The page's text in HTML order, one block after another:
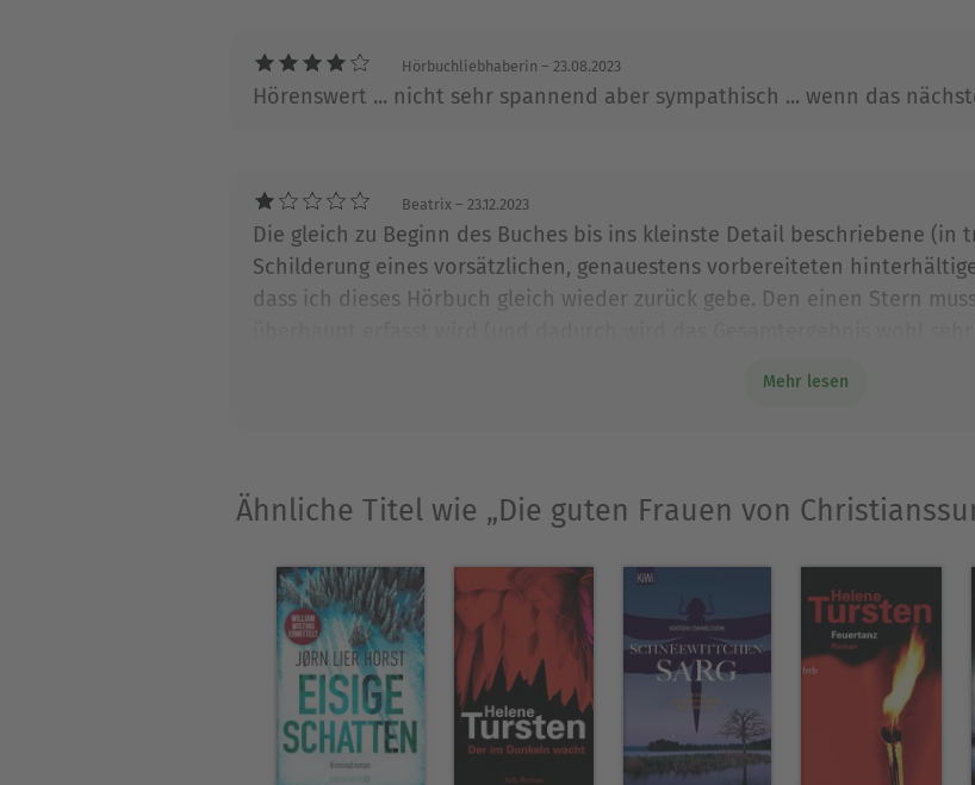
Ausblenden
Hörbuchliebhaberin – 23.08.2023
Hörenswert ... nicht sehr spannend aber sympathisch ... wenn das
Beatrix – 23.12.2023
Die gleich zu Beginn des Buches bis ins kleinste Detail beschriebene (in
Schilderung eines vorsätzlichen, genauestens vorbereiteten
dass ich dieses Hörbuch gleich wieder zurück gebe. Den einen Stern
abgegeben...die Geschichte kann ja sehr wohl gut geschrieben sein.
Mehr lesen
Ähnliche Titel wie „Die guten Frauen von